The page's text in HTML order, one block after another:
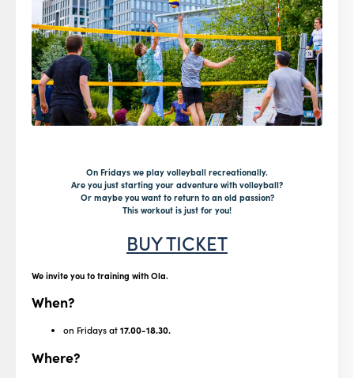
On Fridays we play volleyball recreationally.
Are you just starting your adventure with volleyball?
Or maybe you want to return to an old passion?
This workout is just for you!
BUY TICKET
We invite you to training with Ola.
When?
on Fridays at17.00-18.30.
Where?